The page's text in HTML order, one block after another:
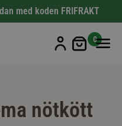
med koden FRIFRAKT
Min
0
nötkött